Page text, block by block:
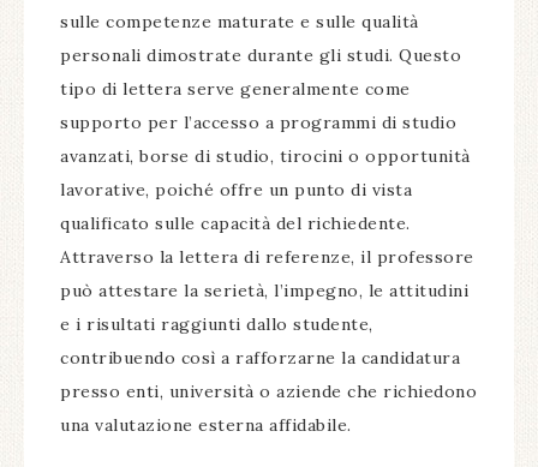
sulle competenze maturate e sulle qualità
personali dimostrate durante gli studi. Questo
tipo di lettera serve generalmente come
supporto per l’accesso a programmi di studio
avanzati, borse di studio, tirocini o opportunità
lavorative, poiché offre un punto di vista
qualificato sulle capacità del richiedente.
Attraverso la lettera di referenze, il professore
può attestare la serietà, l’impegno, le attitudini
e i risultati raggiunti dallo studente,
contribuendo così a rafforzarne la candidatura
presso enti, università o aziende che richiedono
una valutazione esterna affidabile.